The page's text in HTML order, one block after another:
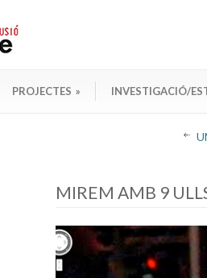
PROJECTES » INVESTIGACIÓ/
MIREM AMB 9